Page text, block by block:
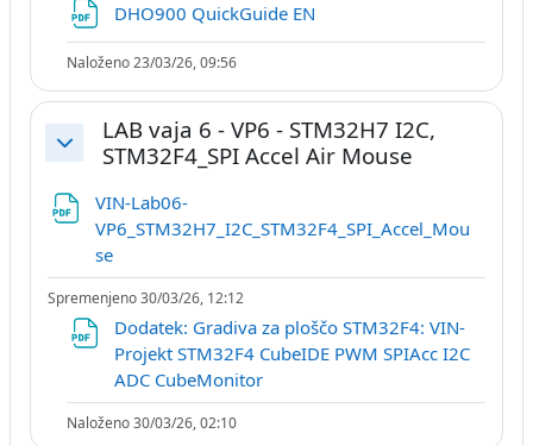
DHO900 QuickGuide EN
Naloženo 23/03/26, 09:56
Skrči
LAB vaja 6 - VP6 - STM32H7 I2C,
STM32F4_SPI Accel Air Mouse
VIN-Lab06-
VP6_STM32H7_I2C_STM32F4_SPI_Accel_Mou
se
Spremenjeno 30/03/26, 12:12
Dodatek: Gradiva za ploščo STM32F4: VIN-
Projekt STM32F4 CubeIDE PWM SPIAcc I2C
ADC CubeMonitor
Naloženo 30/03/26, 02:10